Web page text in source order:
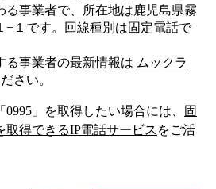
る事業者で、所在地は鹿児島県霧
１ です。 回線種別は固定電話で
る事業者の最新情報は ムックラ
さい。
0995 」を取得したい場合には、
固
取得できるIP電話サービス をご活